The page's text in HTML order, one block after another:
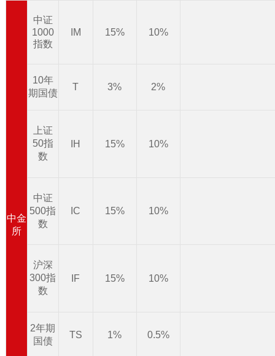
中金
所
中证
1000
指数
IM 15% 10%
10年
期国债
T 3% 2%
上证
50指
数
IH 15% 10%
中证
500指
数
IC 15% 10%
沪深
300指
数
IF 15% 10%
2年期
国债
TS 1% 0.5%